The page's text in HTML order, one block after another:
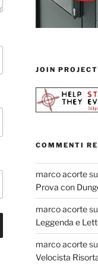
JOIN
COMMENTI
marco acortesu
Prova con
marco acortesu
Leggenda e
marco acortesu
Velocista